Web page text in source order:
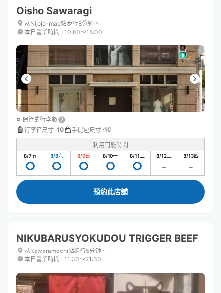
Oisho Sawaragi
从Nijojo-mae站步行8分钟。
本日營業時間 : 10:00〜18:00
可保管的行李數
行李箱尺寸 :10 手提包尺寸 :10
利用可能時間
8/7五 8/8六 8/9日 8/10一 8/11二 8/12三 8/13四
預約此店舖
NIKUBARUSYOKUDOU TRIGGER BEEF
从Kawaramachi站步行5分钟。
本日營業時間 : 11:30〜21:30